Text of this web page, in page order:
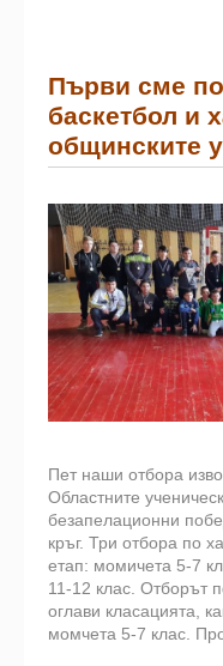
Първи сме
баскетбол и
общинските
Пет наши отбора
Областните
безапелационни
кръг. Три отбора по
етап: момичета 5-7
11-12 клас. Отборът
оглави класацията,
момчета 5-7 клас.